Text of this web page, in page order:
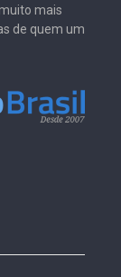
mais
de quem um